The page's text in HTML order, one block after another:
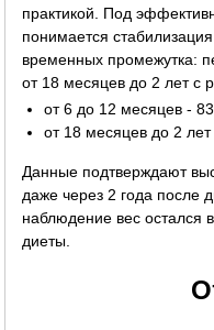
практикой. Под
понимается стабилизация
временных промежутка:
от 18 месяцев до 2 лет с
от 6 до 12 месяцев -
от 18 месяцев до 2
Данные подтверждают
даже через 2 года после
наблюдение вес остался
диеты.